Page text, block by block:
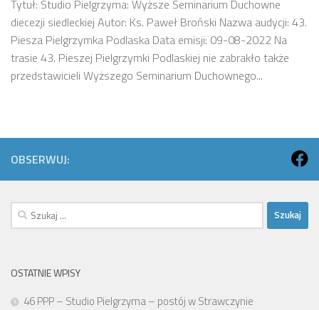
Tytuł: Studio Pielgrzyma: Wyższe Seminarium Duchowne
diecezji siedleckiej Autor: Ks. Paweł Broński Nazwa audycji: 43.
Piesza Pielgrzymka Podlaska Data emisji: 09-08-2022 Na
trasie 43. Pieszej Pielgrzymki Podlaskiej nie zabrakło także
przedstawicieli Wyższego Seminarium Duchownego...
OBSERWUJ:
Szukaj:
OSTATNIE WPISY
46 PPP – Studio Pielgrzyma – postój w Strawczynie